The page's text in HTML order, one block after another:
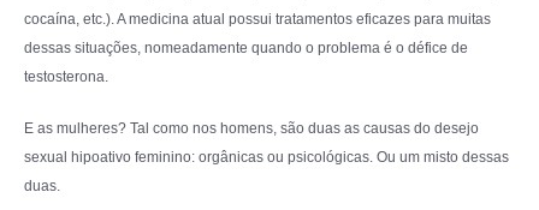
cocaína, etc.). A medicina atual possui tratamentos eficazes para muitas
dessas situações, nomeadamente quando o problema é o défice de
testosterona.
E as mulheres? Tal como nos homens, são duas as causas do desejo
sexual hipoativo feminino: orgânicas ou psicológicas. Ou um misto dessas
duas.